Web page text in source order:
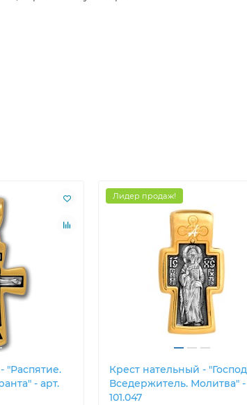
"Распятие.
- арт.
Лидер продаж!
Крест нательный -
Вседержитель. Молитва" -
101.047